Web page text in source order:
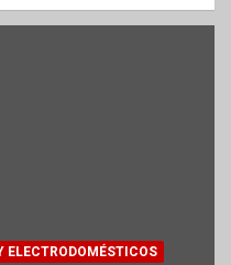
ELECTRODOMÉSTICOS